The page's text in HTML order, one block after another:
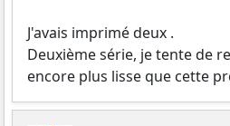
J'avais imprimé deux .
Deuxième série, je tente de
encore plus lisse que cette